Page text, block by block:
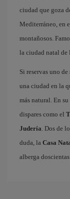
ciudad que goza
Mediterráneo, en
montañosos.
la ciudad natal de
Si reservas uno de
una ciudad en la
más natural. En
dispares como el
Judería. Dos de
duda, la Casa
alberga